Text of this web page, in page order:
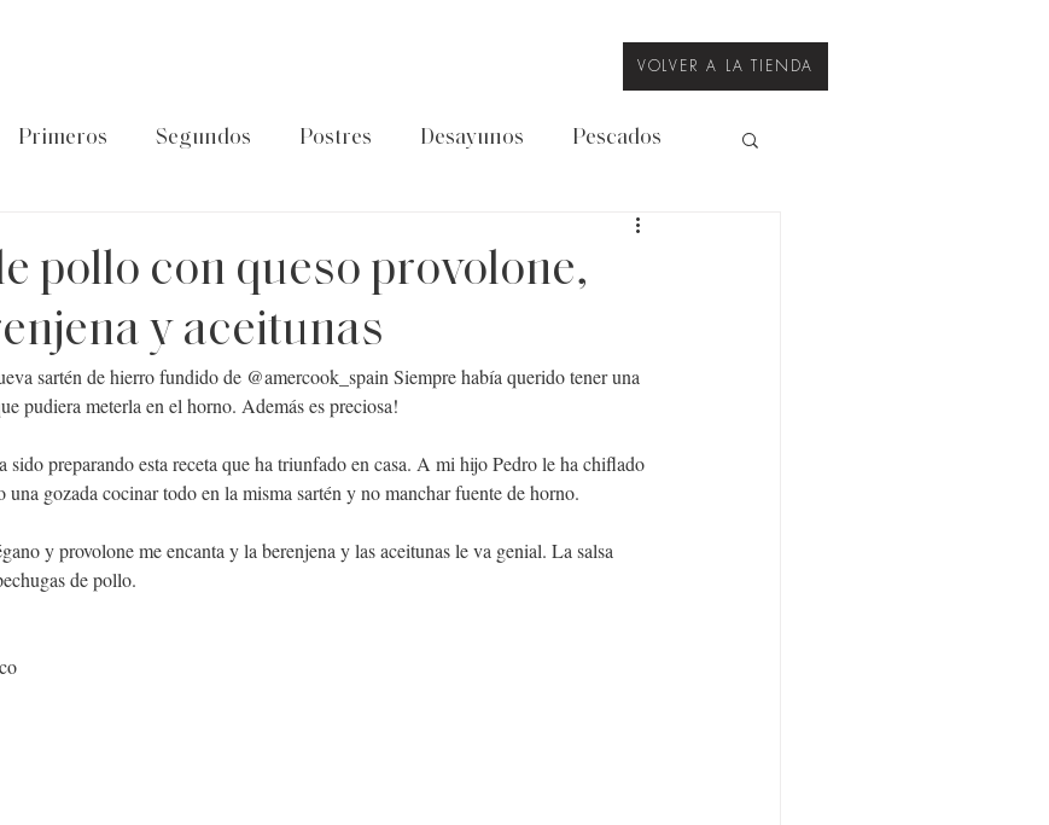
VOLVER A LA TIENDA
Primeros Segundos Postres Desayunos Pescados
Legumbres
pollo con queso provolone,
y aceitunas
sartén de hierro fundido de @amercook_spain Siempre había querido tener una
pudiera meterla en el horno. Además es preciosa!
sido preparando esta receta que ha triunfado en casa. A mi hijo Pedro le ha chiflado
gozada cocinar todo en la misma sartén y no manchar fuente de horno.
y provolone me encanta y la berenjena y las aceitunas le va genial. La salsa
de pollo.